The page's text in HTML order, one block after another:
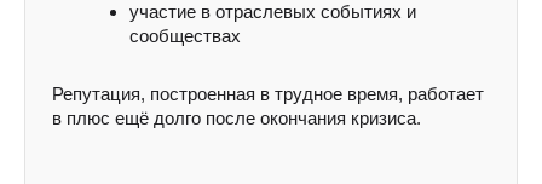
участие в отраслевых событиях и
сообществах
Репутация, построенная в трудное время, работает
в плюс ещё долго после окончания кризиса.